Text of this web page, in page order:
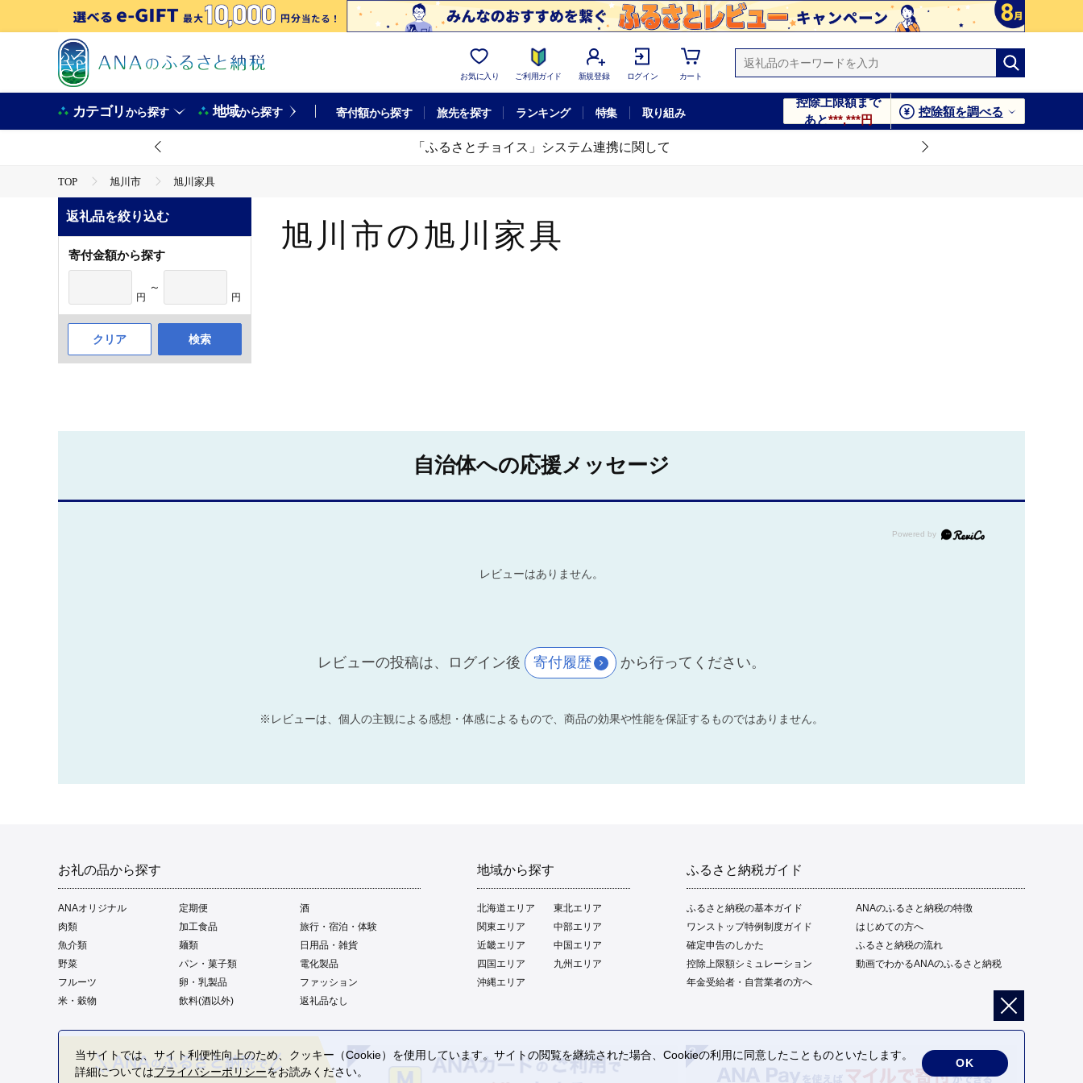
お気に入り ご利用ガイド 新規登録 ログイン カート
カテゴリから探す 地域から探す 寄付額から探す 旅先を探す ランキング 特集 取り組み
控除上限額まで
あと***,***円
控除額を調べる
「ふるさとチョイス」システム連携に関して
TOP 旭川市 旭川家具
返礼品を絞り込む
寄付金額から探す
円
～
円
クリア 検索
旭川市の旭川家具
自治体への応援メッセージ
レビューはありません。
レビューの投稿は、ログイン後 寄付履歴 から行ってください。
※レビューは、個人の主観による感想・体感によるもので、商品の効果や性能を保証するものではありません。
お礼の品から探す
ANAオリジナル 定期便
酒
肉類
加工食品
旅行・宿泊・体験
魚介類
麺類
日用品・雑貨
野菜
パン・菓子類
電化製品
フルーツ
卵・乳製品
ファッション
米・穀物
飲料(酒以外) 返礼品なし
地域から探す
北海道エリア
東北エリア
関東エリア
中部エリア
近畿エリア
中国エリア
四国エリア
九州エリア
沖縄エリア
ふるさと納税ガイド
ふるさと納税の基本ガイド
ANAのふるさと納税の特徴
ワンストップ特例制度ガイド
はじめての方へ
確定申告のしかた
ふるさと納税の流れ
控除上限額シミュレーション
動画でわかるANAのふるさと納税
年金受給者・自営業者の方へ
当サイトでは、サイト利便性向上のため、クッキー（Cookie）を使用しています。サイトの閲覧を継続された場合、Cookieの利用に同意したことものといたします。
詳細についてはプライバシーポリシーをお読みください。
OK